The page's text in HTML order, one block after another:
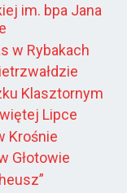
im. bpa Jana
w Rybakach
Klasztornym
Lipce
Krośnie
Głotowie